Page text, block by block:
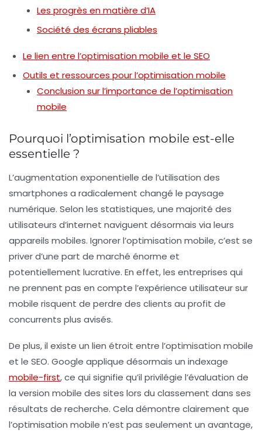
Les progrès en matière d’IA
Société des écrans pliables
Le lien entre l’optimisation mobile et le SEO
Outils et ressources pour l’optimisation mobile
Conclusion sur l’importance de l’optimisation
mobile
Pourquoi l’optimisation mobile est-elle
essentielle ?
L’augmentation exponentielle de l’utilisation des
smartphones a radicalement changé le paysage
numérique. Selon les statistiques, une majorité des
utilisateurs d’internet naviguent désormais via leurs
appareils mobiles. Ignorer l’optimisation mobile, c’est se
priver d’une part de marché énorme et
potentiellement lucrative. En effet, les entreprises qui
ne prennent pas en compte l’expérience utilisateur sur
mobile risquent de perdre des clients au profit de
concurrents plus avisés.
De plus, il existe un lien étroit entre l’optimisation mobile
et le SEO. Google applique désormais un indexage
mobile-first, ce qui signifie qu’il privilégie l’évaluation de
la version mobile des sites lors du classement dans ses
résultats de recherche. Cela démontre clairement que
l’optimisation mobile n’est pas seulement un avantage,